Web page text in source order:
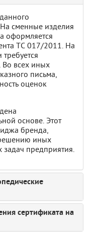
сменные изделия
оформляется
ТС 017/2011. На
Во всех иных
письма,
оценок
основе. Этот
бренда,
иных
задач предприятия.
сертификата на